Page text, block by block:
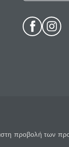
προβολή των